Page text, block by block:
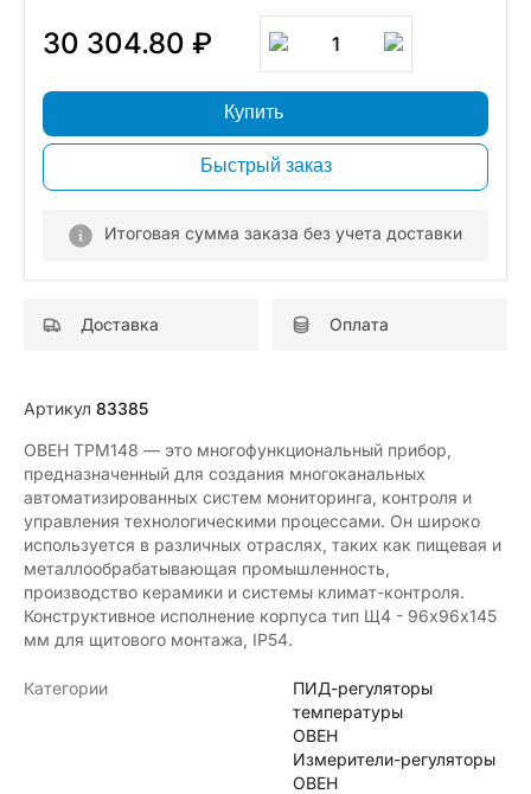
30 304.80 ₽ 1
Купить
Быстрый заказ
Итоговая сумма заказа без учета доставки
Доставка Оплата
Артикул 83385
ОВЕН ТРМ148 — это многофункциональный прибор,
предназначенный для создания многоканальных
автоматизированных систем мониторинга, контроля и
управления технологическими процессами. Он широко
используется в различных отраслях, таких как пищевая и
металлообрабатывающая промышленность,
производство керамики и системы климат-контроля.
Конструктивное исполнение корпуса тип Щ4 - 96х96х145
мм для щитового монтажа, IP54.
Категории
ПИД-регуляторы
температуры
ОВЕН
Измерители-регуляторы
ОВЕН